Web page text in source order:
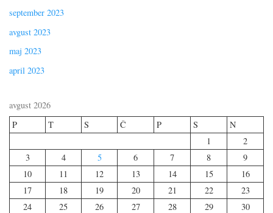
september 2023
avgust 2023
maj 2023
april 2023
avgust 2026
P
T S Č P S
N
1
2
3
4 5 6 7 8
9
10
11 12 13 14 15
16
17
18 19 20 21 22
23
24
25 26 27 28 29
30